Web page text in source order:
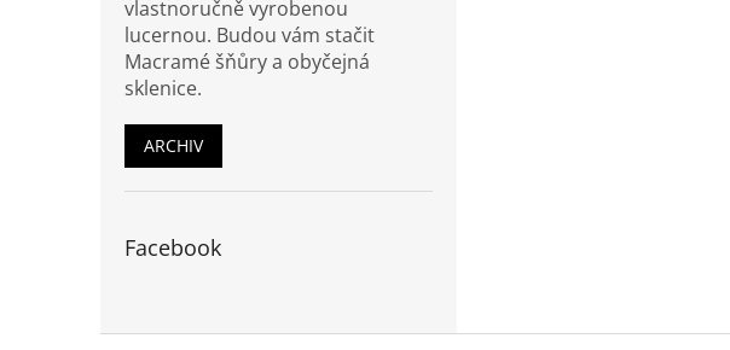
vlastnoručně vyrobenou
lucernou. Budou vám stačit
Macramé šňůry a obyčejná
sklenice.
ARCHIV
Facebook